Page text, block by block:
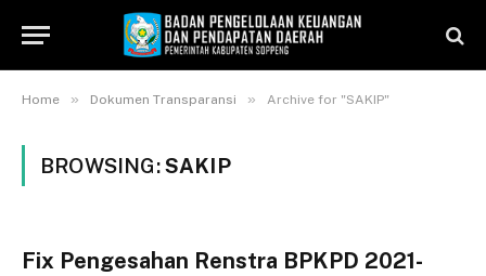
Home » Dokumen Transparansi » Archive for "SAKIP"
BROWSING:SAKIP
Fix Pengesahan Renstra BPKPD 2021-